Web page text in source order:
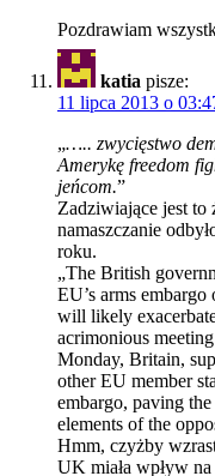
Pozdrawiam
katia pisze:
11 lipca 2013 o
„….. zwycięstwo
Amerykę freedom
jeńcom.”
Zadziwiające jest to
namaszczanie
roku.
„The British
EU’s arms
will likely
acrimonious
Monday, Britain,
other EU member
embargo, paving
elements of the
Hmm, czyżby
UK miała wpływ